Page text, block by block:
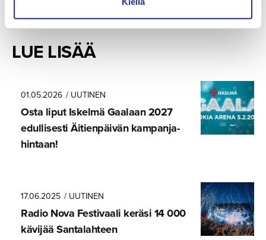
LUE LISÄÄ
01.05.2026 / UUTINEN
Osta liput Iskelmä Gaalaan 2027
edullisesti Äitienpäivän kampanja­
hintaan!
17.06.2025 / UUTINEN
Radio Nova Festivaali keräsi 14 000
kävijää Santalahteen